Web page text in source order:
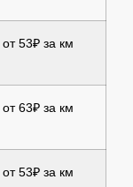
от 53₽ за км
от 63₽ за км
от 53₽ за км